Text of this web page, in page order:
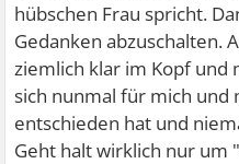
hübschen Frau spricht.
Gedanken abzuschalten.
ziemlich klar im Kopf und
sich nunmal für mich und
entschieden hat und
Geht halt wirklich nur um